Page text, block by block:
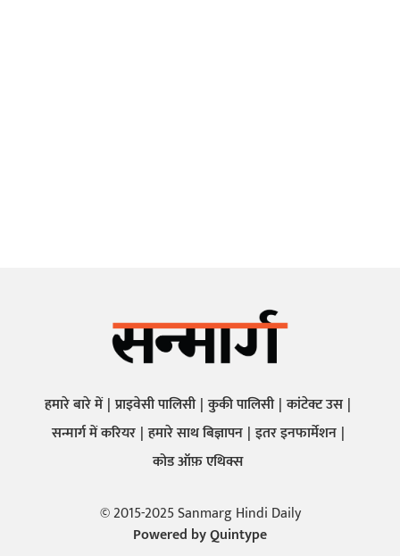
हमारे बारे में प्राइवेसी पालिसी कुकी पालिसी कांटेक्ट उस
सन्मार्ग में करियर हमारे साथ बिज्ञापन इतर इनफार्मेशन
कोड ऑफ़ एथिक्स
© 2015-2025 Sanmarg Hindi Daily
Powered byQuintype